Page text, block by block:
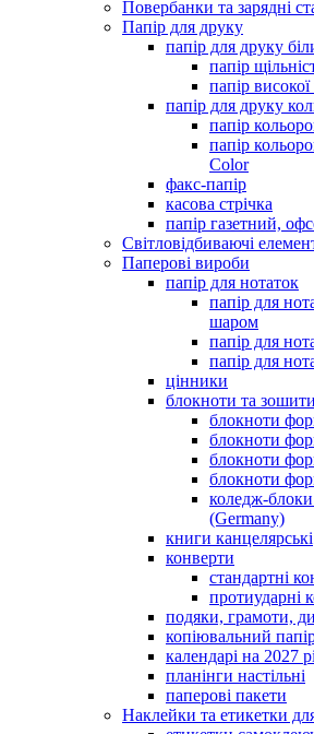
Повербанки та зарядні
Папір для друку
папір для друку
папір
папір високої
папір для друку
папір
папір
Color
факс-папір
касова стрічка
папір газетний,
Світловідбиваючі
Паперові вироби
папір для нотаток
папір для
шаром
папір для
папір для
цінники
блокноти та зошити
блокноти
блокноти
блокноти
блокноти
коледж-
(Germany)
книги канцелярські
конверти
стандартні
протиударні
подяки, грамоти,
копіювальний
календарі на 2027
планінги настільні
паперові пакети
Наклейки та етикетки